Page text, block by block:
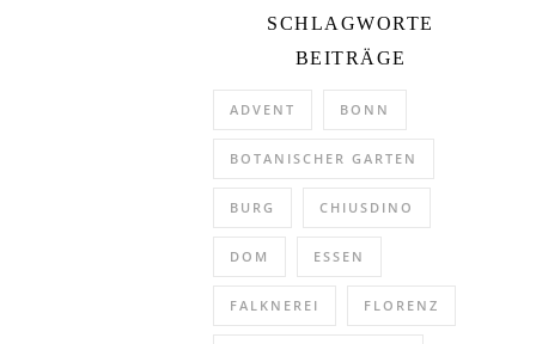
SCHLAGWORTE
BEITRÄGE
ADVENT BONN
BOTANISCHER GARTEN
BURG CHIUSDINO
DOM ESSEN
FALKNEREI FLORENZ